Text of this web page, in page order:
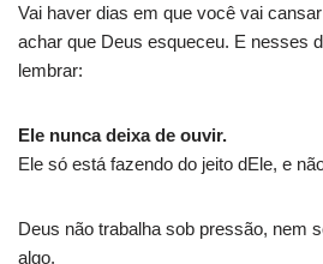
Vai haver dias em que você vai
achar que Deus esqueceu. E nesses
lembrar:
Ele nunca deixa de ouvir.
Ele só está fazendo do jeito dEle, e
Deus não trabalha sob pressão, nem
algo.